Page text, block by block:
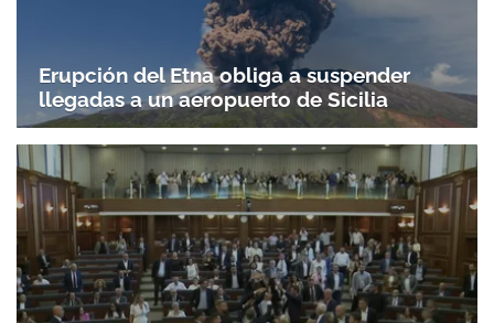
Erupción del Etna obliga a suspender
llegadas a un aeropuerto de Sicilia